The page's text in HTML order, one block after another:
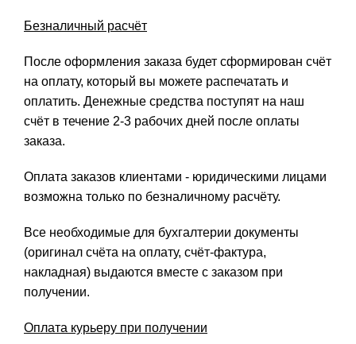
Безналичный расчёт
После оформления заказа будет сформирован счёт
на оплату, который вы можете распечатать и
оплатить. Денежные средства поступят на наш
счёт в течение 2-3 рабочих дней после оплаты
заказа.
Оплата заказов клиентами - юридическими лицами
возможна только по безналичному расчёту.
Все необходимые для бухгалтерии документы
(оригинал счёта на оплату, счёт-фактура,
накладная) выдаются вместе с заказом при
получении.
Оплата курьеру при получении